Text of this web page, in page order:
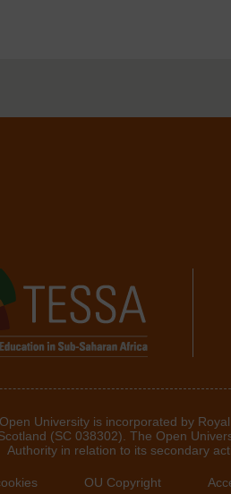
University is incorporated by
(SC 038302). The Open
Authority in relation to its secondary
OU Copyright